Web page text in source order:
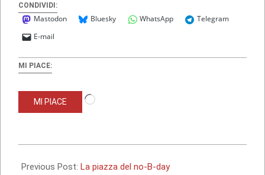
CONDIVIDI:
Mastodon Bluesky WhatsApp
Telegram
E-mail
MI PIACE:
MI PIACE
11-
Previous Post: La piazza del no-B-day